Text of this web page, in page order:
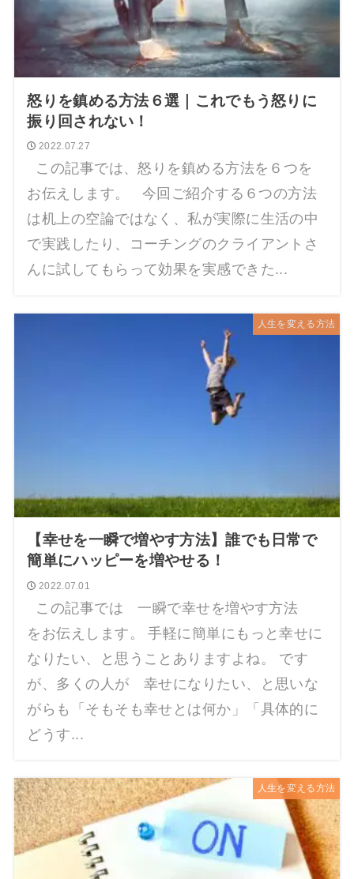
怒りを鎮める方法６選｜これでもう怒りに
振り回されない！
2022.07.27
この記事では、怒りを鎮める方法を６つを
お伝えします。 今回ご紹介する６つの方法
は机上の空論ではなく、私が実際に生活の中
で実践したり、コーチングのクライアントさ
んに試してもらって効果を実感できた...
人生を変える方法
【幸せを一瞬で増やす方法】誰でも日常で
簡単にハッピーを増やせる！
2022.07.01
この記事では 一瞬で幸せを増やす方法
をお伝えします。 手軽に簡単にもっと幸せに
なりたい、と思うことありますよね。 です
が、多くの人が 幸せになりたい、と思いな
がらも「そもそも幸せとは何か」「具体的に
どうす...
人生を変える方法